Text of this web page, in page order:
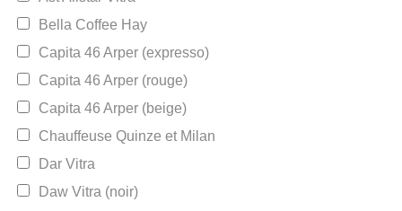
Bella Coffee Hay
Capita 46 Arper (expresso)
Capita 46 Arper (rouge)
Capita 46 Arper (beige)
Chauffeuse Quinze et Milan
Dar Vitra
Daw Vitra (noir)